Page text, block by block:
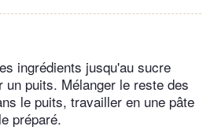
ingrédients jusqu'au sucre
puits. Mélanger le reste des
le puits, travailler en une pâte
préparé.